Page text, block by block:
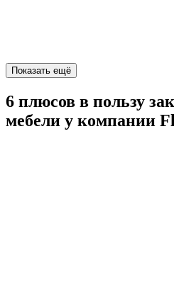
Показать ещё
6 плюсов в пользу
мебели у компании